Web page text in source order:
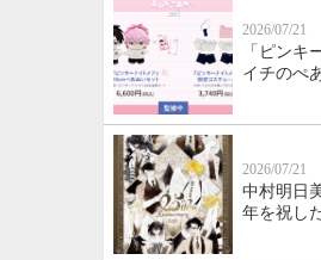
2026/07/21
「ピンキ
イチのぺ
2026/07/21
中村明日
年を祝し